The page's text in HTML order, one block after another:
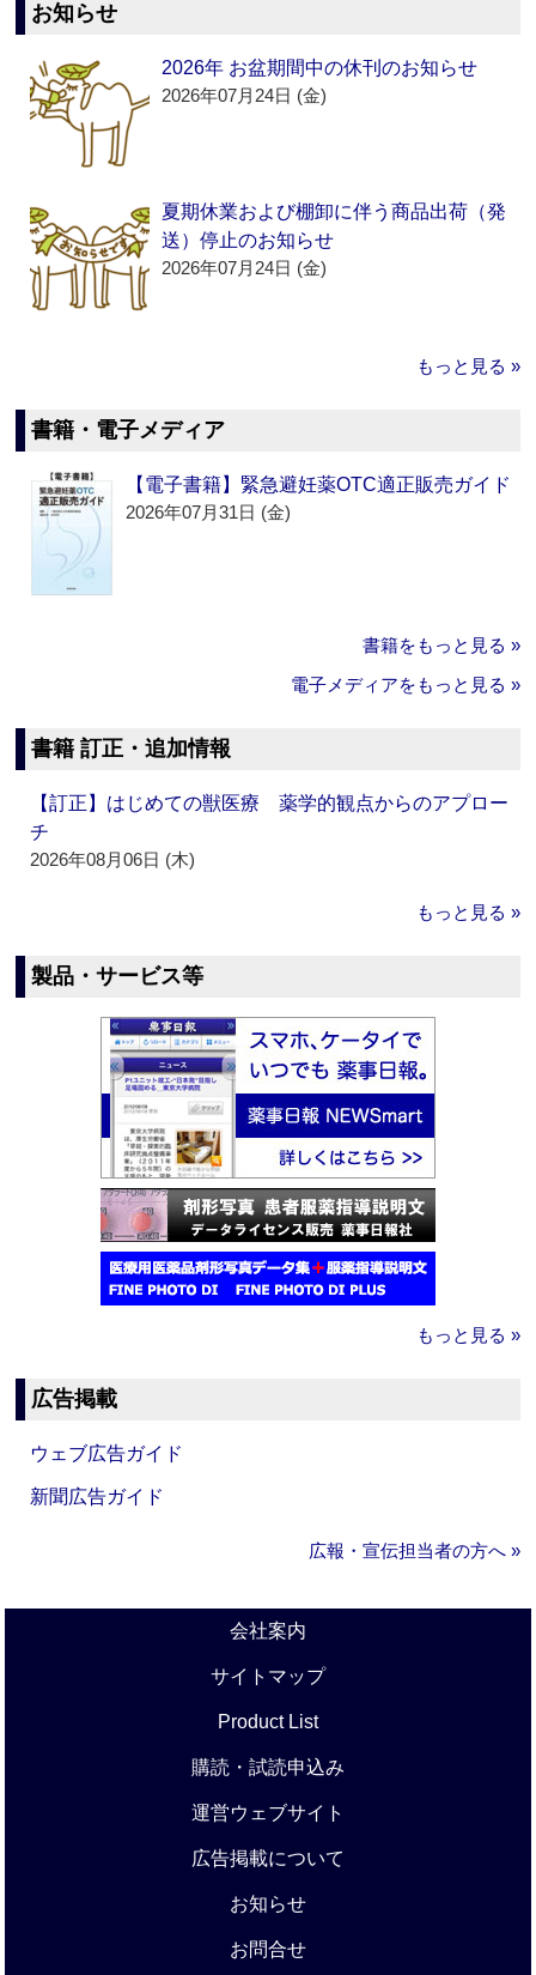
お知らせ
2026年 お盆期間中の休刊のお知らせ
2026年07月24日 (金)
夏期休業および棚卸に伴う商品出荷（発
送）停止のお知らせ
2026年07月24日 (金)
もっと見る »
書籍・電子メディア
【電子書籍】緊急避妊薬OTC適正販売ガイド
2026年07月31日 (金)
書籍をもっと見る »
電子メディアをもっと見る »
書籍 訂正・追加情報
【訂正】はじめての獣医療 薬学的観点からのアプロー
チ
2026年08月06日 (木)
もっと見る »
製品・サービス等
もっと見る »
広告掲載
ウェブ広告ガイド
新聞広告ガイド
広報・宣伝担当者の方へ »
会社案内
サイトマップ
Product List
購読・試読申込み
運営ウェブサイト
広告掲載について
お知らせ
お問合せ